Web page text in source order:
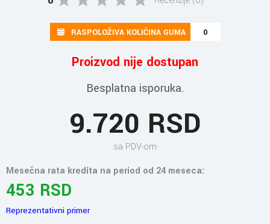
RASPOLOŽIVA KOLIČINA GUMA 0
Proizvod nije dostupan
Besplatna isporuka.
9.720 RSD
sa PDV-om
Mesečna rata kredita na period od 24 meseca:
453 RSD
Reprezentativni primer